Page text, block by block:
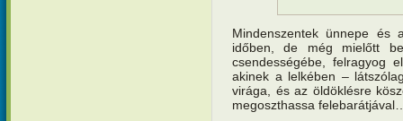
Mindenszentek ünnepe és
időben, de még mielőtt
csendességébe, felragyog
akinek a lelkében –
virága, és az öldöklésre
megoszthassa